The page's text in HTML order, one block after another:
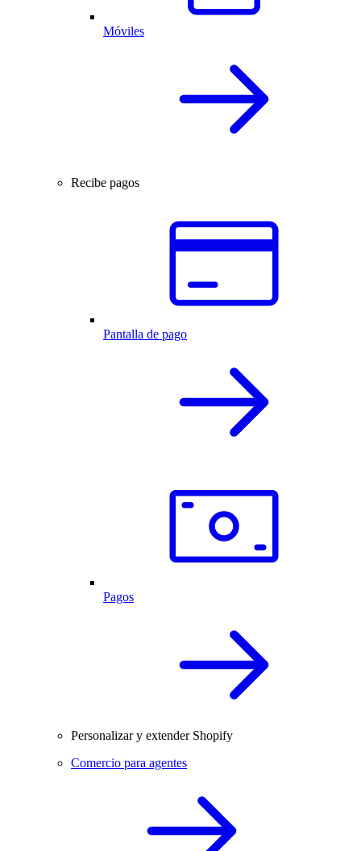
Móviles
Recibe pagos
Pantalla de pago
Pagos
Personalizar y extender Shopify
Comercio para agentes